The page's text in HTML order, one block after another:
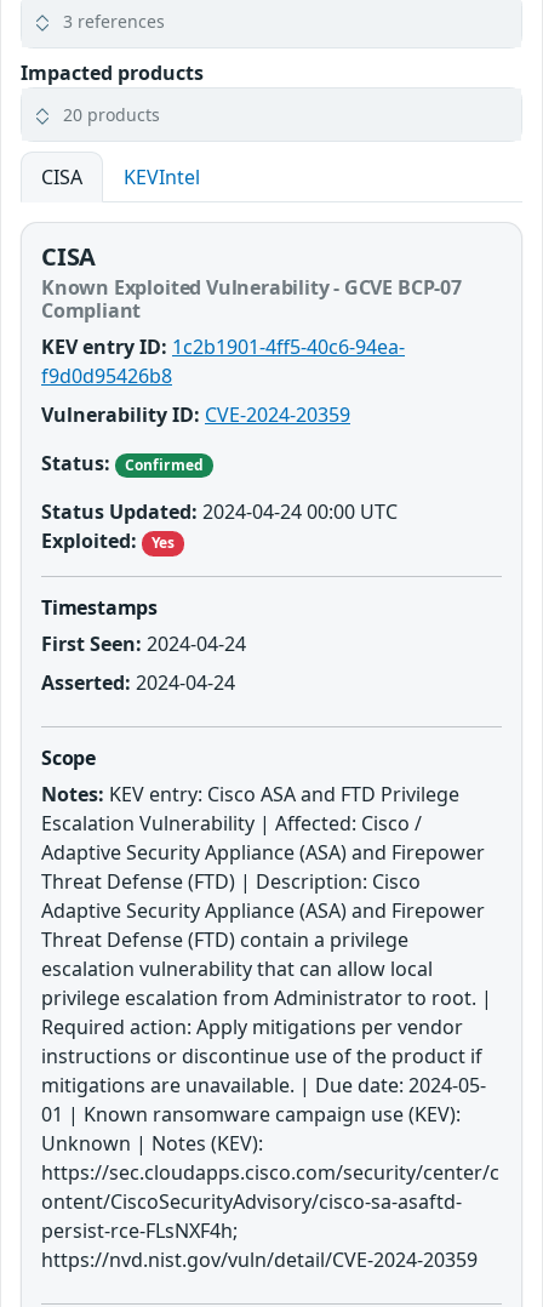
3 references
Impacted products
20 products
CISA KEVIntel
CISA
Known Exploited Vulnerability - GCVE BCP-07
Compliant
KEV entry ID: 1c2b1901-4ff5-40c6-94ea-
f9d0d95426b8
Vulnerability ID: CVE-2024-20359
Status:
Confirmed
Status Updated: 2024-04-24 00:00 UTC
Exploited:
Yes
Timestamps
First Seen: 2024-04-24
Asserted: 2024-04-24
Scope
Notes: KEV entry: Cisco ASA and FTD Privilege
Escalation Vulnerability | Affected: Cisco /
Adaptive Security Appliance (ASA) and Firepower
Threat Defense (FTD) | Description: Cisco
Adaptive Security Appliance (ASA) and Firepower
Threat Defense (FTD) contain a privilege
escalation vulnerability that can allow local
privilege escalation from Administrator to root. |
Required action: Apply mitigations per vendor
instructions or discontinue use of the product if
mitigations are unavailable. | Due date: 2024-05-
01 | Known ransomware campaign use (KEV):
Unknown | Notes (KEV):
https://sec.cloudapps.cisco.com/security/center/c
ontent/CiscoSecurityAdvisory/cisco-sa-asaftd-
persist-rce-FLsNXF4h;
https://nvd.nist.gov/vuln/detail/CVE-2024-20359